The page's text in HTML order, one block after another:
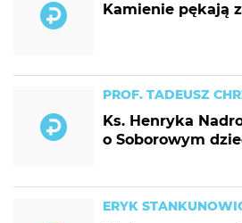
Kamienie pękają
PROF. TADEUSZ
Ks. Henryka
o Soborowym
ERYK